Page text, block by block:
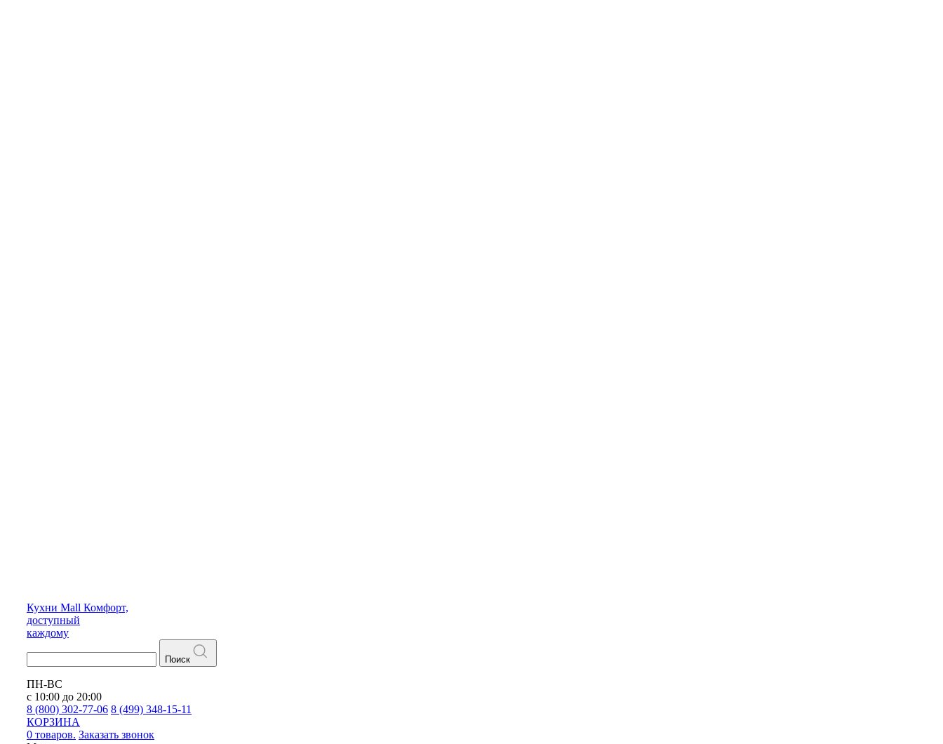
Кухни Mall Комфорт,
доступный
каждому
Поиск
ПН-ВС
с 10:00 до 20:00
8 (800) 302-77-06 8 (499) 348-15-11
КОРЗИНА
0 товаров. Заказать звонок